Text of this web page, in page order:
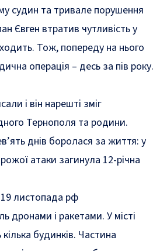
судин та тривале порушення
Євген втратив чутливість у
ходить. Тож, попереду на нього
операція – десь за пів року.
і він нарешті зміг
Тернополя та родини.
днів боролася за життя: у
атаки загинула 12-річна
листопада рф
дронами і ракетами. У місті
будинків. Частина